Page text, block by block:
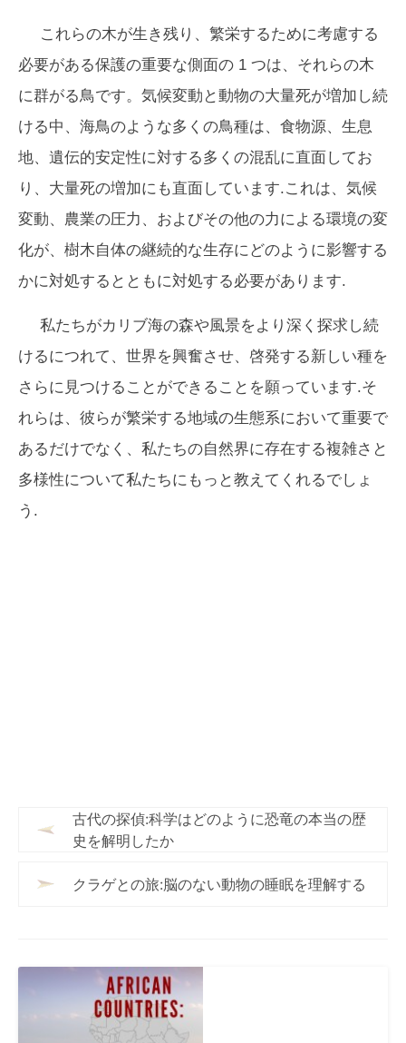
これらの木が生き残り、繁栄するために考慮する
必要がある保護の重要な側面の 1 つは、それらの木
に群がる鳥です。気候変動と動物の大量死が増加し続
ける中、海鳥のような多くの鳥種は、食物源、生息
地、遺伝的安定性に対する多くの混乱に直面してお
り、大量死の増加にも直面しています.これは、気候
変動、農業の圧力、およびその他の力による環境の変
化が、樹木自体の継続的な生存にどのように影響する
かに対処するとともに対処する必要があります.
私たちがカリブ海の森や風景をより深く探求し続
けるにつれて、世界を興奮させ、啓発する新しい種を
さらに見つけることができることを願っています.そ
れらは、彼らが繁栄する地域の生態系において重要で
あるだけでなく、私たちの自然界に存在する複雑さと
多様性について私たちにもっと教えてくれるでしょ
う.
古代の探偵:科学はどのように恐竜の本当の歴
史を解明したか
クラゲとの旅:脳のない動物の睡眠を理解する